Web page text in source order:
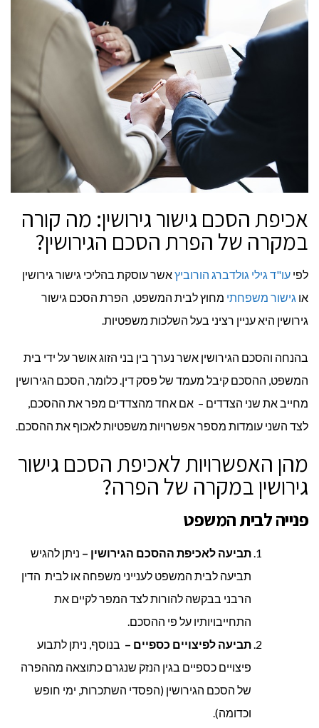
הפרת
אכיפת הסכם גישור גירושין: מה קורה
במקרה של הפרת הסכם הגירושין?
לפי עו"ד גילי גולדברג הורוביץאשר עוסקת בהליכי גישור גירושין
או גישור משפחתי מחוץ לבית המשפט, הפרת הסכם גישור
גירושין היא עניין רציני בעל השלכות משפטיות.
בהנחה והסכם הגירושין אשר נערך בין בני הזוג אושר על ידי בית
המשפט, ההסכם קיבל מעמד של פסק דין. כלומר, הסכם הגירושין
מחייב את שני הצדדים – אם אחד מהצדדים מפר את ההסכם,
לצד השני עומדות מספר אפשרויות משפטיות לאכוף את ההסכם.
מהן האפשרויות לאכיפת הסכם גישור
גירושין במקרה של הפרה?
פנייה לבית המשפט
תביעה לאכיפת ההסכם הגירושין – ניתן להגיש
תביעה לבית המשפט לענייני משפחה או לבית הדין
הרבני בבקשה להורות לצד המפר לקיים את
התחייבויותיו על פי ההסכם.
תביעה לפיצויים כספיים – בנוסף, ניתן לתבוע
פיצויים כספיים בגין הנזק שנגרם כתוצאה מההפרה
של הסכם הגירושין (הפסדי השתכרות, ימי חופש
וכדומה).